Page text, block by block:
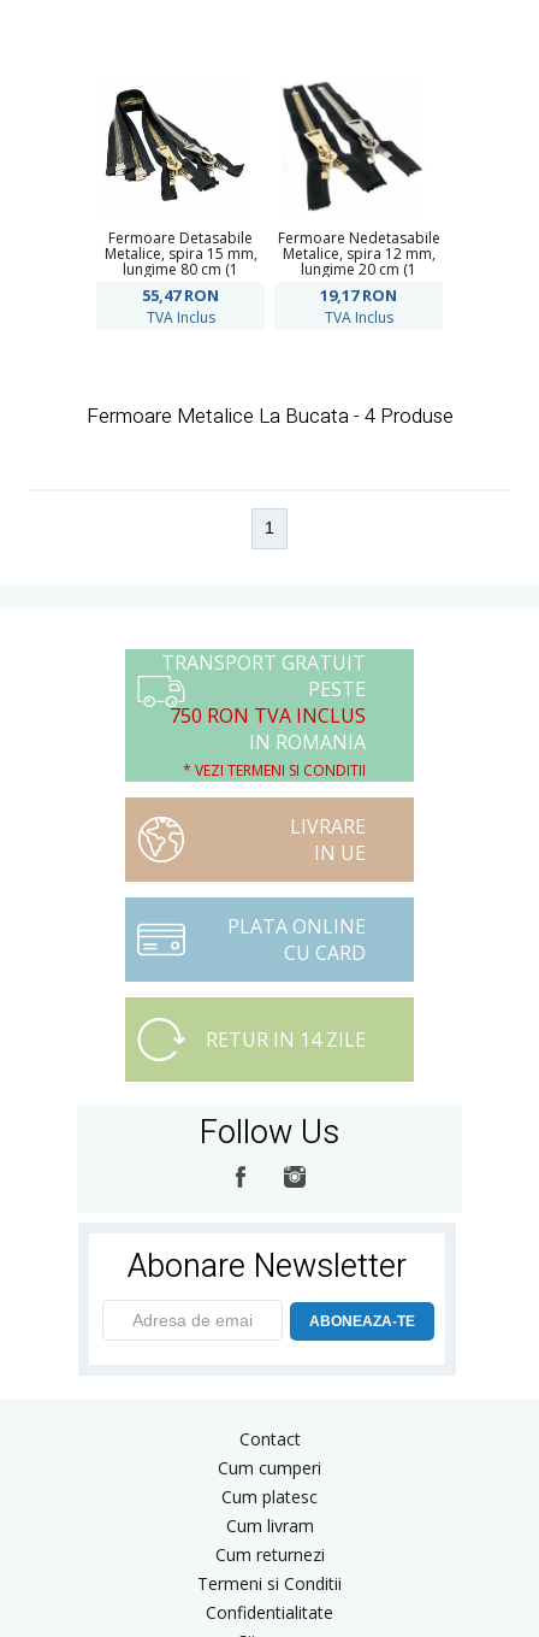
Fermoare Detasabile
Metalice, spira 15 mm,
lungime 80 cm (1
55,47RON
TVA Inclus
Fermoare Nedetasabile
Metalice, spira 12 mm,
lungime 20 cm (1
19,17RON
TVA Inclus
Fermoare Metalice La Bucata - 4 Produse
1
TRANSPORT GRATUIT
PESTE
750 RON TVA INCLUS
IN ROMANIA
* VEZI TERMENI SI CONDITII
LIVRARE
IN UE
PLATA ONLINE
CU CARD
RETUR IN 14 ZILE
Follow Us
Abonare Newsletter
ABONEAZA-TE
Contact
Cum cumperi
Cum platesc
Cum livram
Cum returnezi
Termeni si Conditii
Confidentialitate